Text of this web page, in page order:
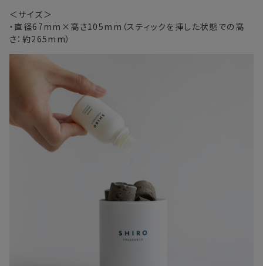
＜サイズ＞
・直径67mm×高さ105mm（スティックを挿した状態での高
さ：約265mm）